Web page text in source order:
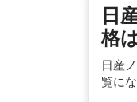
日
格
日産
覧に